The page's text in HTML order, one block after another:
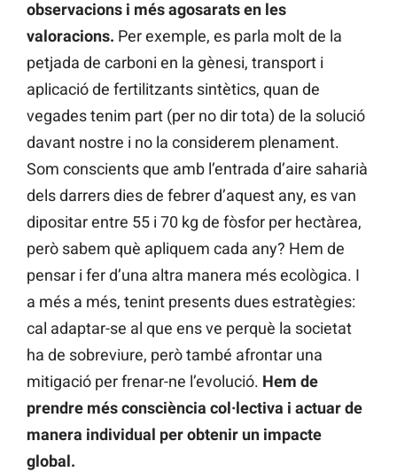
observacions i més agosarats en les
valoracions. Per exemple, es parla molt de la
petjada de carboni en la gènesi, transport i
aplicació de fertilitzants sintètics, quan de
vegades tenim part (per no dir tota) de la solució
davant nostre i no la considerem plenament.
Som conscients que amb l’entrada d’aire saharià
dels darrers dies de febrer d’aquest any, es van
dipositar entre 55 i 70 kg de fòsfor per hectàrea,
però sabem què apliquem cada any? Hem de
pensar i fer d’una altra manera més ecològica. I
a més a més, tenint presents dues estratègies:
cal adaptar-se al que ens ve perquè la societat
ha de sobreviure, però també afrontar una
mitigació per frenar-ne l’evolució. Hem de
prendre més consciència col·lectiva i actuar de
manera individual per obtenir un impacte
global.